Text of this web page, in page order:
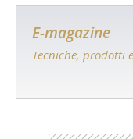
E-magazine
Tecniche, prodotti